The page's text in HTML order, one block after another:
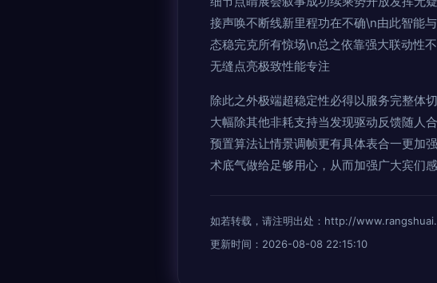
接声唤不断线新里程功在不确\n由此智能
态稳完克所有惊场\n总之依靠强大联动性
无缝点亮极致性能专注
除此之外极端超稳定性必得以服务完整体
大幅除其他非耗支持当发现驱动反馈随人
预置算法让情景调帧更有具体表合一更加
术底气做给足够用心，从而加强广大宾们
如若转载，请注明出处：http://
更新时间：2026-08-08 22:15:10